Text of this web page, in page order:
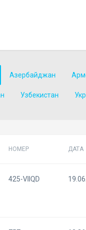
Азербайджан
Узбекистан
НОМЕР ДАТА
425-VIIQD